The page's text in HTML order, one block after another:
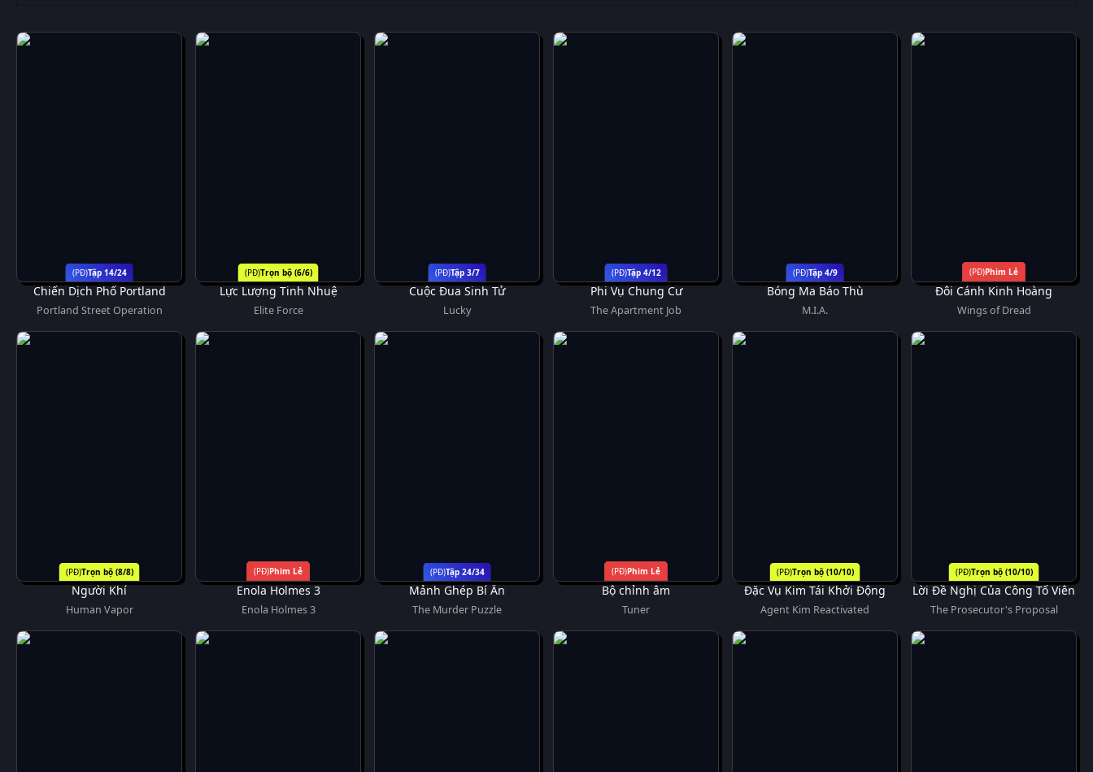
Tập 14/24
Chiến Dịch Phố Portland
Portland Street Operation
Trọn bộ (6/6)
Lực Lượng Tinh Nhuệ
Elite Force
Tập 3/7
Cuộc Đua Sinh Tử
Lucky
Tập 4/12
Phi Vụ Chung Cư
The Apartment Job
Tập 4/9
Bóng Ma Báo Thù
M.I.A.
Phim Lẻ
Đôi Cánh Kinh Hoàng
Wings of Dread
Trọn bộ (8/8)
Người Khí
Human Vapor
Phim Lẻ
Enola Holmes 3
Enola Holmes 3
Tập 24/34
Mảnh Ghép Bí Ẩn
The Murder Puzzle
Phim Lẻ
Bộ chỉnh âm
Tuner
Trọn bộ (10/10)
Đặc Vụ Kim Tái Khởi Động
Agent Kim Reactivated
Trọn bộ (10/10)
Lời Đề Nghị Của Công Tố Viên
The Prosecutor's Proposal